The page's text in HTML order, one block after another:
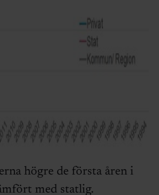
högre de första åren i
med statlig.